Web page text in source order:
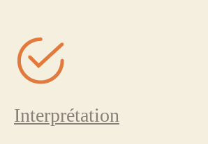
Interprétation